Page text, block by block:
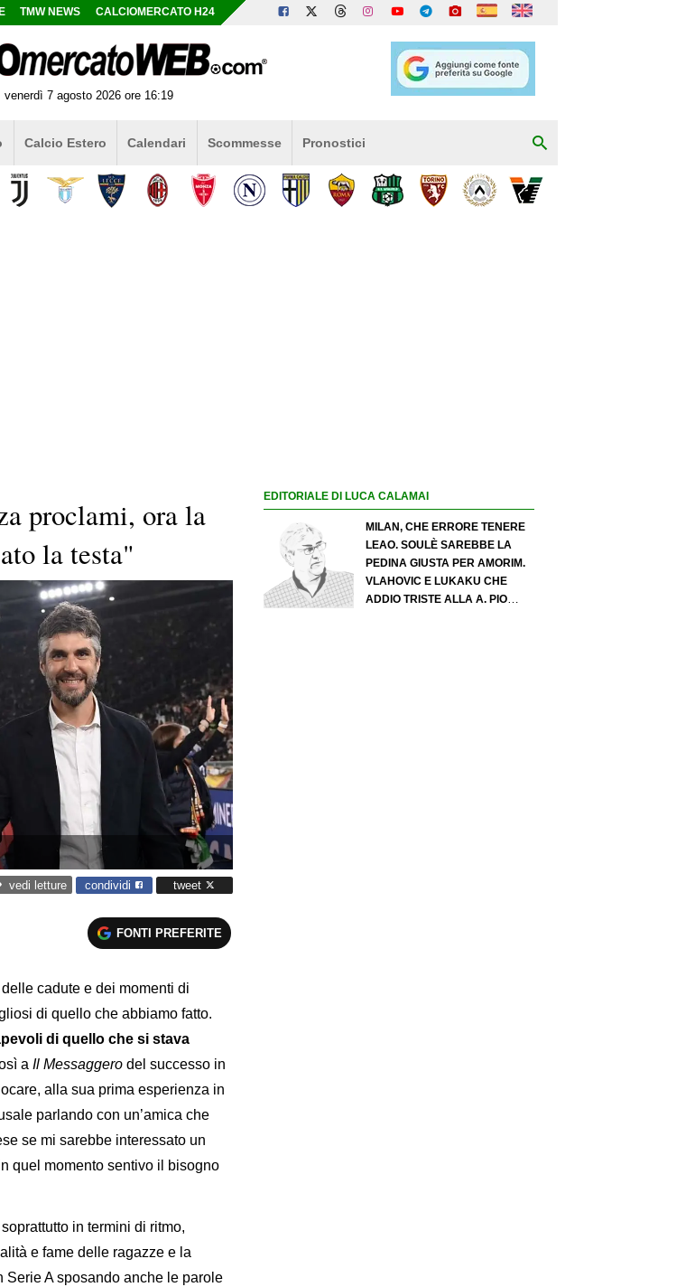
TMW NEWS CALCIOMERCATO H24
venerdì 7 agosto 2026 ore 16:19
Calcio Estero Calendari Scommesse Pronostici
proclami, ora la
la testa"
vedi letture condividi tweet
FONTI PREFERITE
cadute e dei momenti di
di quello che abbiamo fatto.
di quello che si stava
a Il Messaggero del successo in
alla sua prima esperienza in
parlando con un’amica che
se mi sarebbe interessato un
quel momento sentivo il bisogno
in termini di ritmo,
e fame delle ragazze e la
A sposando anche le parole
EDITORIALE DI LUCA CALAMAI
MILAN, CHE ERRORE TENERE
LEAO. SOULÈ SAREBBE LA
PEDINA GIUSTA PER AMORIM.
VLAHOVIC E LUKAKU CHE
ADDIO TRISTE ALLA A. PIO